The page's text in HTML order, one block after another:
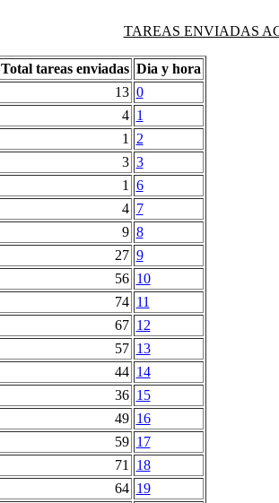
TAREAS ENVIADAS
Total tareas enviadas Dia y hora
13 0
4 1
1
2
3 3
1
6
4 7
9 8
27 9
56 10
74 11
67 12
57 13
44 14
36 15
49 16
59 17
71
18
64 19